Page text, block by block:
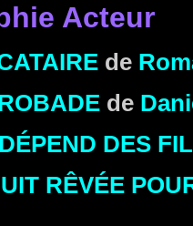
Acteur
de
de
DES
RÊVÉE